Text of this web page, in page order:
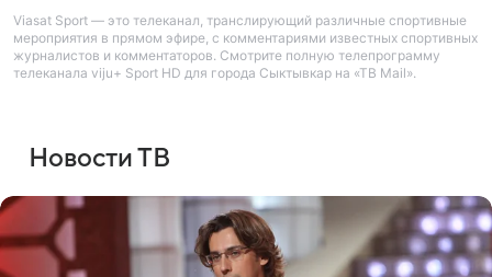
Viasat Sport — это телеканал, транслирующий различные спортивные
мероприятия в прямом эфире, с комментариями известных спортивных
журналистов и комментаторов. Смотрите полную телепрограмму
телеканала viju+ Sport HD для города Сыктывкар на «ТВ Mail».
Новости ТВ